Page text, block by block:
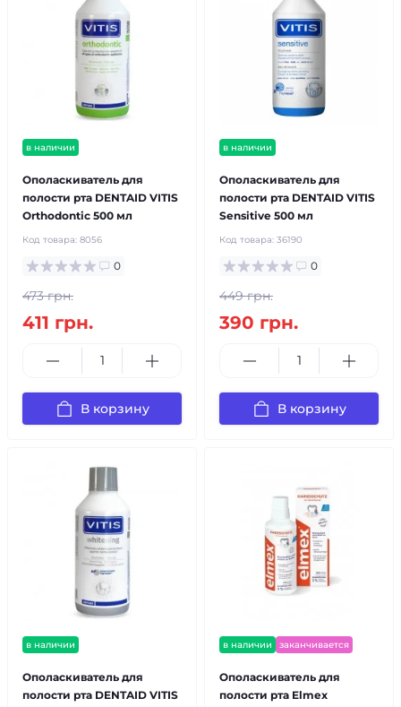
в наличии
Ополаскиватель для
полости рта DENTAID VITIS
Orthodontic 500 мл
Код товара: 8056
0
473 грн.
411 грн.
В корзину
в наличии
Ополаскиватель для
полости рта DENTAID VITIS
Sensitive 500 мл
Код товара: 36190
0
449 грн.
390 грн.
В корзину
в наличии
Ополаскиватель для
полости рта DENTAID VITIS
в наличии заканчивается
Ополаскиватель для
полости рта Elmex